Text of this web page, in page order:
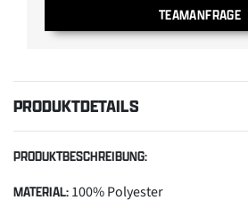
TEAMANFRAGE
PRODUKTDETAILS
PRODUKTBESCHREIBUNG:
MATERIAL: 100% Polyester